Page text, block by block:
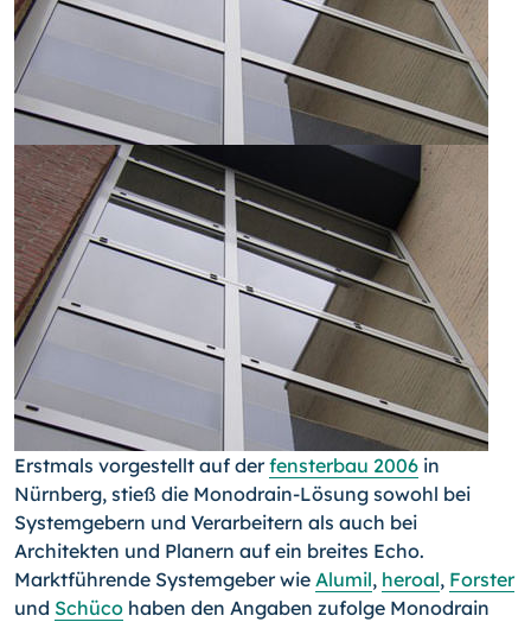
Erstmals vorgestellt auf derfensterbau 2006 in
Nürnberg, stieß die Monodrain-Lösung sowohl bei
Systemgebern und Verarbeitern als auch bei
Architekten und Planern auf ein breites Echo.
Marktführende Systemgeber wie Alumil, heroal, Forster
und Schüco haben den Angaben zufolge Monodrain